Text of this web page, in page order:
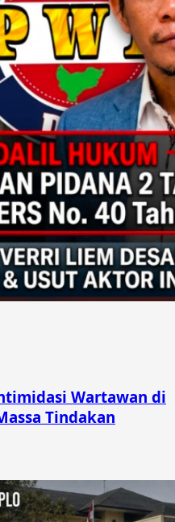
Wartawan di
Tindakan